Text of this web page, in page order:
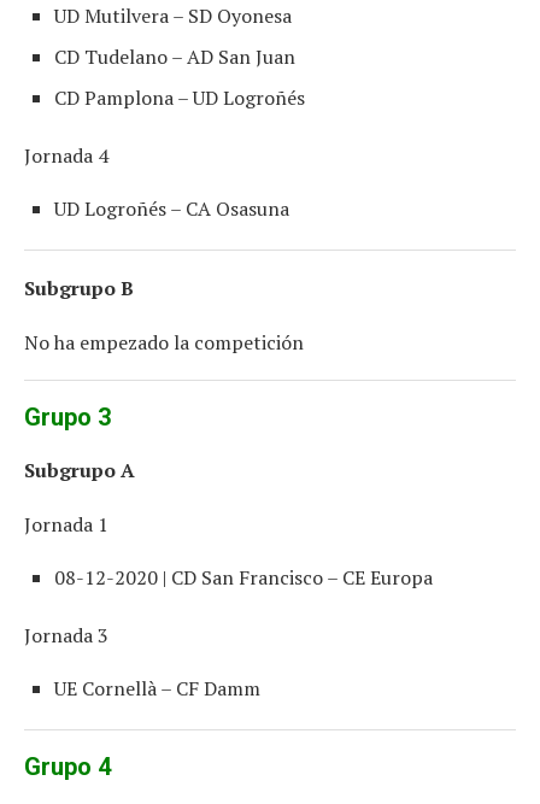
UD Mutilvera – SD Oyonesa
CD Tudelano – AD San Juan
CD Pamplona – UD Logroñés
Jornada 4
UD Logroñés – CA Osasuna
Subgrupo B
No ha empezado la competición
Grupo 3
Subgrupo A
Jornada 1
08-12-2020 | CD San Francisco – CE Europa
Jornada 3
UE Cornellà – CF Damm
Grupo 4